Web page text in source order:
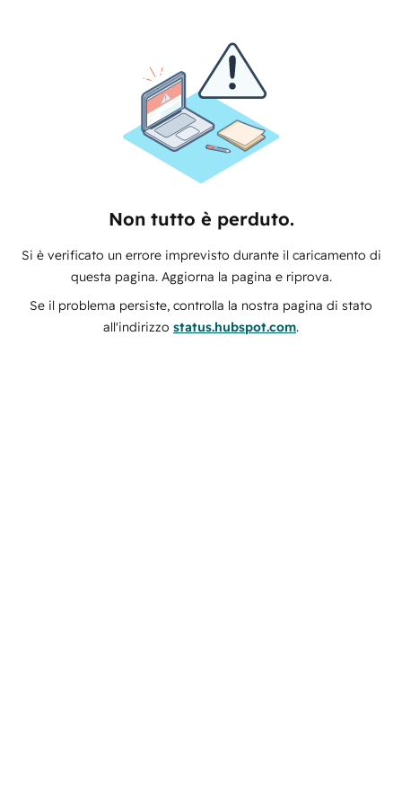
Non tutto è perduto.
Si è verificato un errore imprevisto durante il caricamento di
questa pagina. Aggiorna la pagina e riprova.
Se il problema persiste, controlla la nostra pagina di stato
all'indirizzo status.hubspot.com.